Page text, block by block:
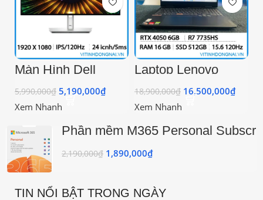
Màn Hình Dell
UltraSharp U2424H
(23.8 inch – FHD –
IPS – 120Hz – 5ms
– DRR – TMDS –
USB TypeC)
5,990,000₫ 5,190,000₫
Xem Nhanh
Laptop Lenovo
Ideapad Gaming 3
CPU Ryzen7-
7735HS I 16GB
DDR5 4800 I
512GB NVMe I
RTX™ 4050 6GB
DDR6 I 15.6” FHD
120Hz 250 Nits I
Pin 56/60 I WIN 11
18,900,000₫ 16,500,000₫
Xem Nhanh
Phần mềm M365 Personal Subscr
ESD EP2-32313 l Key điện tử
2,190,000₫ 1,890,000₫
TIN NỔI BẬT TRONG NGÀY